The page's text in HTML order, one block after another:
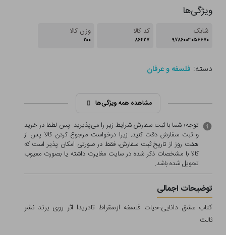
ویژگی‌ها
شابک
۹۷۸۶۰۰۴۰۵۶۶۷۰
کد کالا
۸۶۴۲۷
وزن کالا
۲۰۰
دسته: فلسفه و عرفان
مشاهده همه ویژگی‌ها
توجه؛ شما با ثبت سفارش شرایط زیر را می‌پذیرید. پس لطفا در خرید
و ثبت سفارش دقت کنید. زیرا درخواست مرجوع کردن کالا پس از
هفت روز از تاریخ ثبت سفارش، فقط در صورتی امکان پذیر است که
کالا با مشخصات ذکر شده در سایت مغایرت داشته یا بصورت معيوب
تحویل شده باشد.
توضیحات اجمالی
کتاب عشق دانایی-حیات فلسفه ازسقراط تادریدا اثر روی برند نشر
ثالث